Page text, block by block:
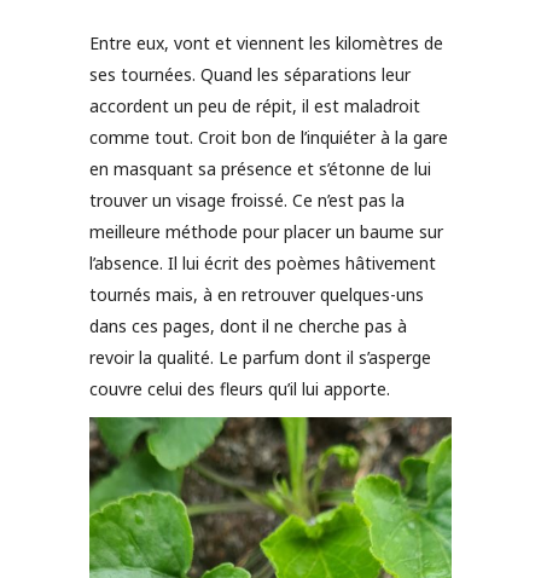
Entre eux, vont et viennent les kilomètres de
ses tournées. Quand les séparations leur
accordent un peu de répit, il est maladroit
comme tout. Croit bon de l’inquiéter à la gare
en masquant sa présence et s’étonne de lui
trouver un visage froissé. Ce n’est pas la
meilleure méthode pour placer un baume sur
l’absence. Il lui écrit des poèmes hâtivement
tournés mais, à en retrouver quelques-uns
dans ces pages, dont il ne cherche pas à
revoir la qualité. Le parfum dont il s’asperge
couvre celui des fleurs qu’il lui apporte.